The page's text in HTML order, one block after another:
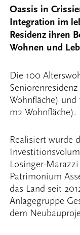
Oassis in
Integration im
Residenz ihren
Wohnen und
Die 100
Wohnfläche)
m2 Wohnfläche).
Realisiert wurde
Losinger-
Patrimonium
das Land seit
Anlagegruppe
dem